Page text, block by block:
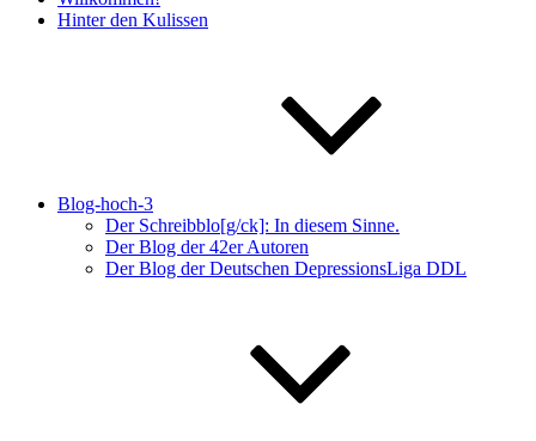
Hinter den Kulissen
Blog-hoch-3
Der Schreibblo[g/ck]: In diesem Sinne.
Der Blog der 42er Autoren
Der Blog der Deutschen DepressionsLiga DDL